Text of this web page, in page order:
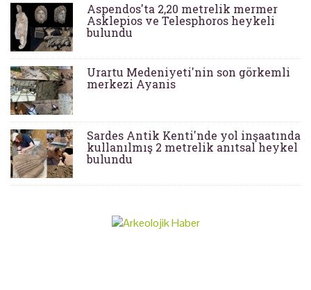
Aspendos'ta 2,20 metrelik mermer
Asklepios ve Telesphoros heykeli
bulundu
Urartu Medeniyeti'nin son görkemli
merkezi Ayanis
Sardes Antik Kenti'nde yol inşaatında
kullanılmış 2 metrelik anıtsal heykel
bulundu